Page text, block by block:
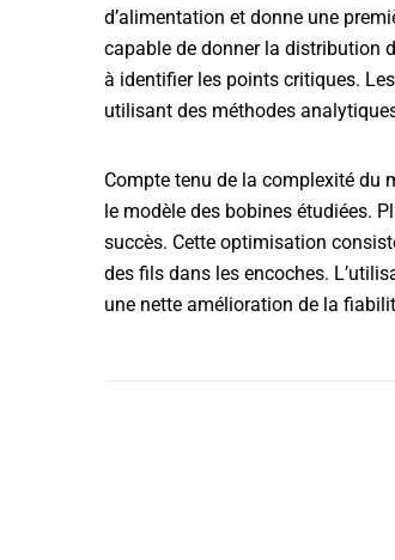
d’alimentation et donne une
capable de donner la distribution
à identifier les points critiques.
utilisant des méthodes
Compte tenu de la complexité du
le modèle des bobines étudiées.
succès. Cette optimisation
des fils dans les encoches.
une nette amélioration de la